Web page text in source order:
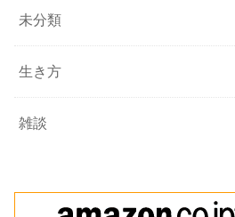
未分類
生き方
雑談